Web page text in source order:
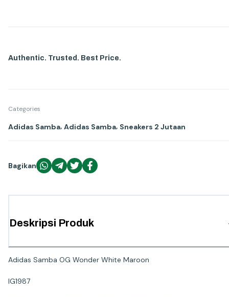
Authentic. Trusted. Best Price.
Categories
Adidas Samba Adidas Samba Sneakers 2 Jutaan
Bagikan
Deskripsi Produk
Adidas Samba OG Wonder White Maroon
IG1987